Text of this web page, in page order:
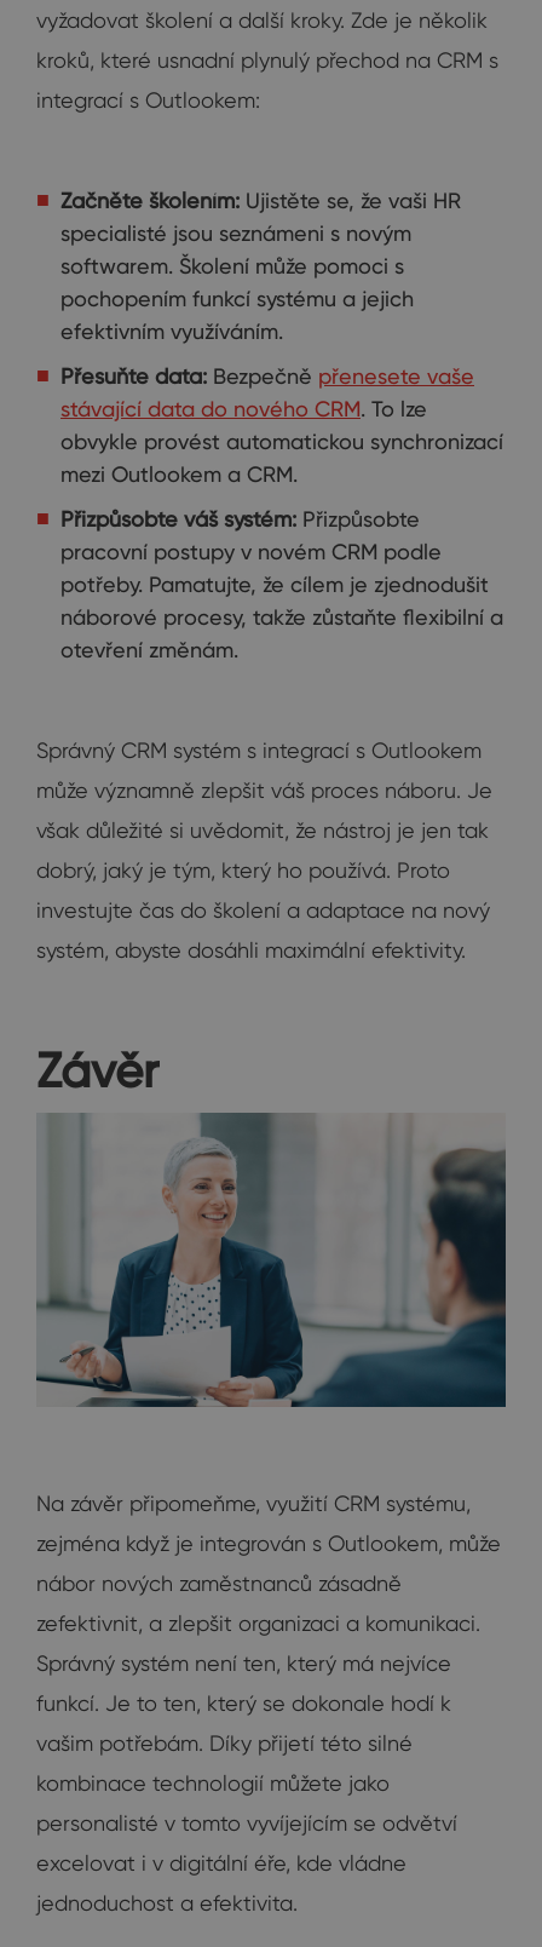
vyžadovat školení a další kroky. Zde je několik
kroků, které usnadní plynulý přechod na CRM s
integrací s Outlookem:
Začněte školením: Ujistěte se, že vaši HR
specialisté jsou seznámeni s novým
softwarem. Školení může pomoci s
pochopením funkcí systému a jejich
efektivním využíváním.
Přesuňte data: Bezpečně přenesete vaše
stávající data do nového CRM. To lze
obvykle provést automatickou synchronizací
mezi Outlookem a CRM.
Přizpůsobte váš systém: Přizpůsobte
pracovní postupy v novém CRM podle
potřeby. Pamatujte, že cílem je zjednodušit
náborové procesy, takže zůstaňte flexibilní a
otevření změnám.
Správný CRM systém s integrací s Outlookem
může významně zlepšit váš proces náboru. Je
však důležité si uvědomit, že nástroj je jen tak
dobrý, jaký je tým, který ho používá. Proto
investujte čas do školení a adaptace na nový
systém, abyste dosáhli maximální efektivity.
Závěr
Na závěr připomeňme, využití CRM systému,
zejména když je integrován s Outlookem, může
nábor nových zaměstnanců zásadně
zefektivnit, a zlepšit organizaci a komunikaci.
Správný systém není ten, který má nejvíce
funkcí. Je to ten, který se dokonale hodí k
vašim potřebám. Díky přijetí této silné
kombinace technologií můžete jako
personalisté v tomto vyvíjejícím se odvětví
excelovat i v digitální éře, kde vládne
jednoduchost a efektivita.